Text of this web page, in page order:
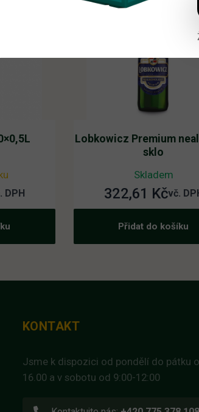
DPH
Lobkowicz Premium
sklo
Skladem
322,61 Kčvč.
Přidat do košíku
KONTAKT
Jsme k dispozici od pondělí do pátku
16.00 a v sobotu od 9:00-12:00